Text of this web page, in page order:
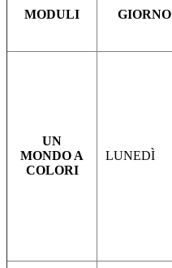
MODULI GIORNO
UN
MONDO A
COLORI
LUNEDÌ